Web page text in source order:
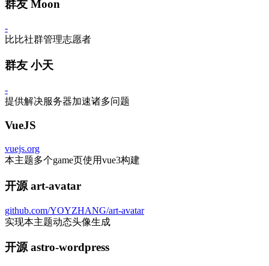
群友 Moon
-
比比社群管理志愿者
群友 小天
-
提供解决服务器加速诸多问题
VueJS
vuejs.org
本主题多个game页使用vue3构建
开源 art-avatar
github.com/YOYZHANG/art-avatar
实现本主题动态头像生成
开源 astro-wordpress